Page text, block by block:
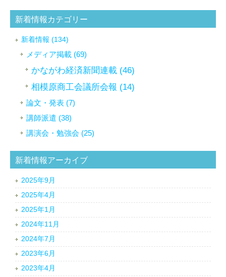
新着情報カテゴリー
新着情報 (134)
メディア掲載 (69)
かながわ経済新聞連載 (46)
相模原商工会議所会報 (14)
論文・発表 (7)
講師派遣 (38)
講演会・勉強会 (25)
新着情報アーカイブ
2025年9月
2025年4月
2025年1月
2024年11月
2024年7月
2023年6月
2023年4月